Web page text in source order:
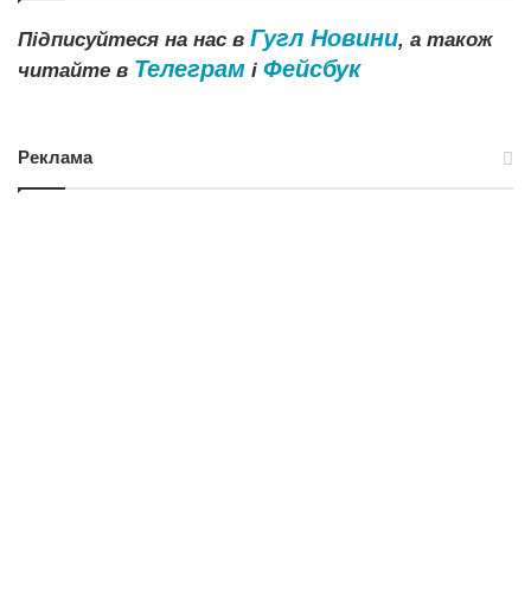
Підписуйтеся на нас в Гугл Новини, а також
читайте в Телеграм і Фейсбук
Реклама